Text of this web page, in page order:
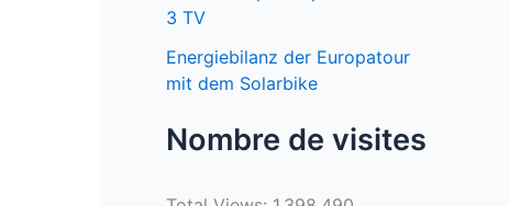
3 TV
Energiebilanz der Europatour
mit dem Solarbike
Nombre de visites